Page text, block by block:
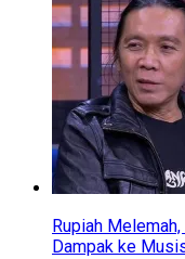
Rupiah
Dampak ke